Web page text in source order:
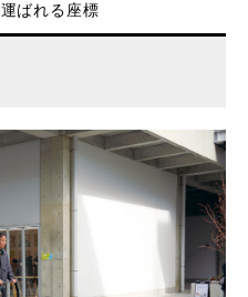
運ばれる座標